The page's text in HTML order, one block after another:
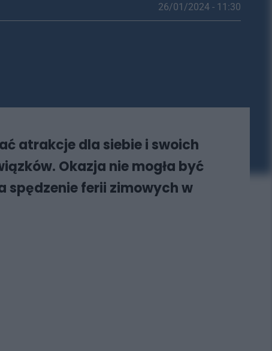
26/01/2024 - 11:30
atrakcje dla siebie i swoich
Okazja nie mogła być
spędzenie ferii zimowych w